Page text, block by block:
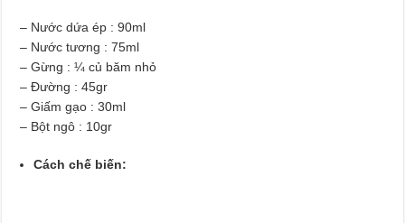
– Nước dứa ép : 90ml
– Nước tương : 75ml
– Gừng : ¼ củ băm nhỏ
– Đường : 45gr
– Giấm gạo : 30ml
– Bột ngô : 10gr
Cách chế biến: